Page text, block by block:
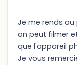
Je me rends au
on peut filmer
que l'appareil
Je vous